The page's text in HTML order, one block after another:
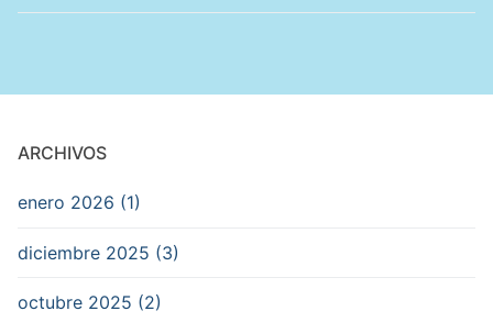
ARCHIVOS
enero 2026 (1)
diciembre 2025 (3)
octubre 2025 (2)